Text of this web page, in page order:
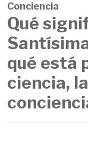
Conciencia
Qué
qué está
ciencia,